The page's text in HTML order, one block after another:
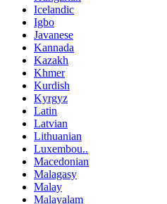
Icelandic
Igbo
Javanese
Kannada
Kazakh
Khmer
Kurdish
Kyrgyz
Latin
Latvian
Lithuanian
Luxembou..
Macedonian
Malagasy
Malay
Malayalam